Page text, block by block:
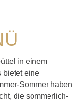
in einem
bietet eine
Sommer haben
die sommerlich-